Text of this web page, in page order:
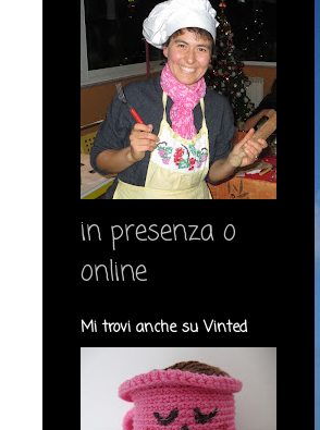
in presenza o
online
Mi trovi anche su Vinted